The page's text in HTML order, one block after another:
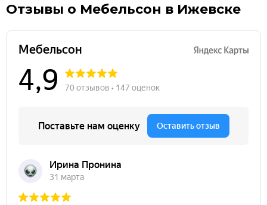
Отзывы о Мебельсон в Ижевске